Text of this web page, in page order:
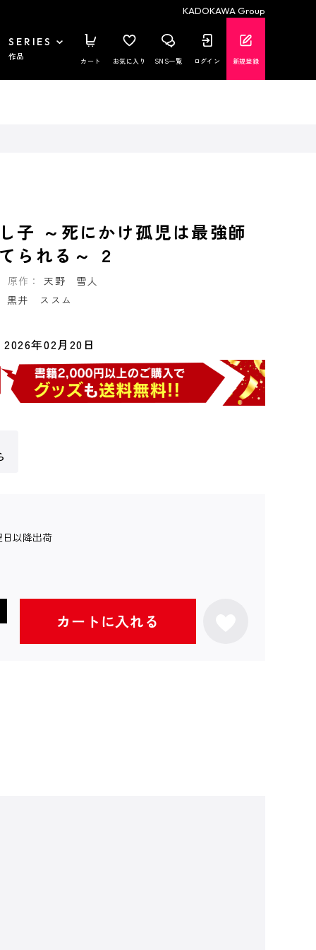
KADOKAWA Group
SERIES
作品 カート お気に入り SNS一覧 ログイン 新規登録
子 ～死にかけ孤児は最強師
られる～ ２
原作：
天野 雪人
黒井 ススム
2026年02月20日
日以降出荷
カートに入れる